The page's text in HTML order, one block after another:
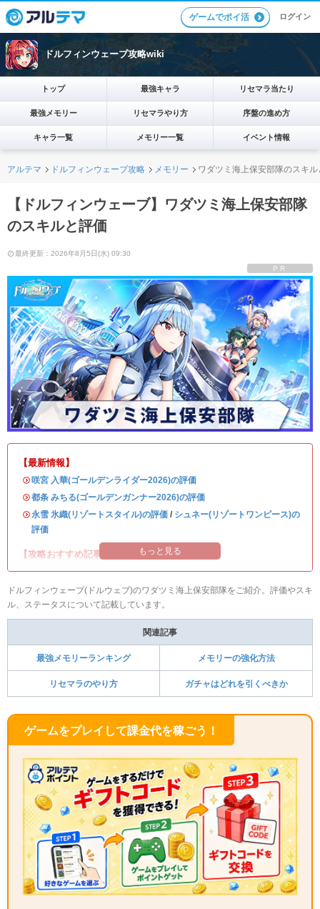
ゲームでポイ活 ログイン
ドルフィンウェーブ攻略wiki
トップ 最強キャラ リセマラ当たり
最強メモリー リセマラやり方 序盤の進め方
キャラ一覧 メモリー一覧 イベント情報
アルテマ ドルフィンウェーブ攻略 メモリー ワダツミ海上保安部隊のスキル
【ドルフィンウェーブ】ワダツミ海上保安部隊
のスキルと評価
最終更新：2026年8月5日(水) 09:30
PR
【最新情報】
・咲宮 入華(ゴールデンライダー2026)の評価
・都条 みちる(ゴールデンガンナー2026)の評価
・永雪 氷織(リゾートスタイル)の評価 / シュネー(リゾートワンピース)の
評価
【攻略おすすめ記事】 もっと見る
ドルフィンウェーブ(ドルウェブ)のワダツミ海上保安部隊をご紹介。評価やスキ
ル、ステータスについて記載しています。
関連記事
最強メモリーランキング メモリーの強化方法
リセマラのやり方 ガチャはどれを引くべきか
ゲームをプレイして課金代を稼ごう！